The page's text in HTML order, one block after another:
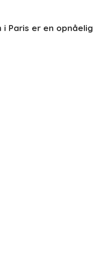
Paris er en opnåelig